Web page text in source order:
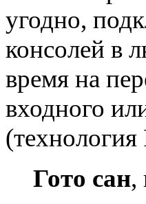
угодно,
консолей в
время на
входного
Гото сан,